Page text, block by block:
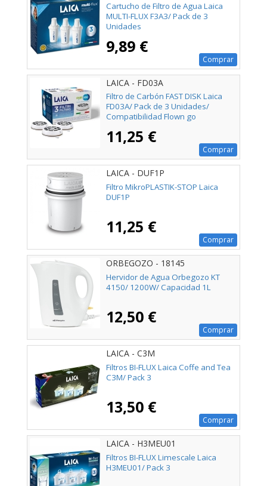
Cartucho de Filtro de Agua Laica
MULTI-FLUX F3A3/ Pack de 3
Unidades
9,89 €
Comprar
LAICA - FD03A
Filtro de Carbón FAST DISK Laica
FD03A/ Pack de 3 Unidades/
Compatibilidad Flown go
11,25 €
Comprar
LAICA - DUF1P
Filtro MikroPLASTIK-STOP Laica
DUF1P
11,25 €
Comprar
ORBEGOZO - 18145
Hervidor de Agua Orbegozo KT
4150/ 1200W/ Capacidad 1L
12,50 €
Comprar
LAICA - C3M
Filtros BI-FLUX Laica Coffe and Tea
C3M/ Pack 3
13,50 €
Comprar
LAICA - H3MEU01
Filtros BI-FLUX Limescale Laica
H3MEU01/ Pack 3